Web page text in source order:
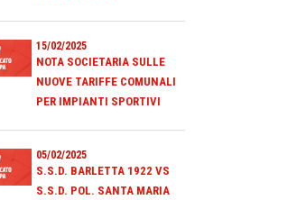
15/02/2025
NOTA SOCIETARIA SULLE
NUOVE TARIFFE COMUNALI
PER IMPIANTI SPORTIVI
05/02/2025
S.S.D. BARLETTA 1922 VS
S.S.D. POL. SANTA MARIA